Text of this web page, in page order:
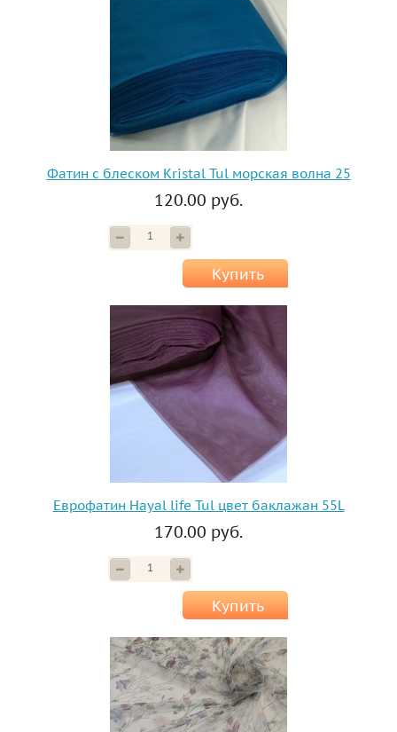
Фатин с блеском Kristal Tul морская волна 25
120.00 руб.
Купить
Еврофатин Hayal life Tul цвет баклажан 55L
170.00 руб.
Купить